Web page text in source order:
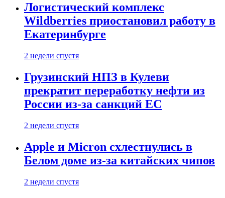
Логистический комплекс
Wildberries приостановил работу в
Екатеринбурге
2 недели спустя
Грузинский НПЗ в Кулеви
прекратит переработку нефти из
России из-за санкций ЕС
2 недели спустя
Apple и Micron схлестнулись в
Белом доме из-за китайских чипов
2 недели спустя